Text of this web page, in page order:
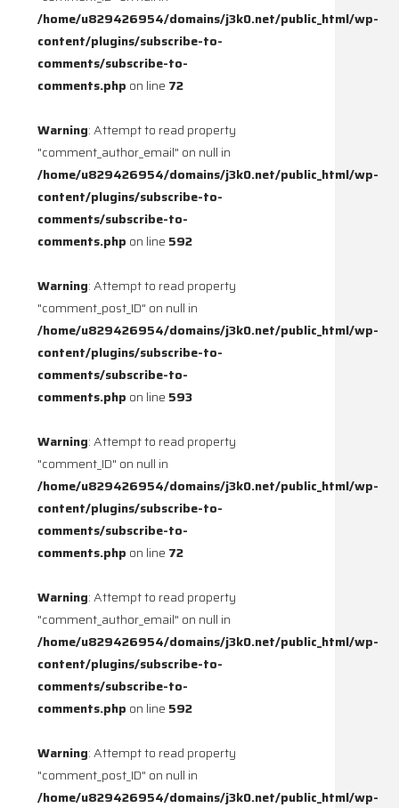
/home/u829426954/domains/j3k0.net/public_html/wp-
content/plugins/subscribe-to-
comments/subscribe-to-
comments.php on line 72
Warning: Attempt to read property
"comment_author_email" on null in
/home/u829426954/domains/j3k0.net/public_html/wp-
content/plugins/subscribe-to-
comments/subscribe-to-
comments.php on line 592
Warning: Attempt to read property
"comment_post_ID" on null in
/home/u829426954/domains/j3k0.net/public_html/wp-
content/plugins/subscribe-to-
comments/subscribe-to-
comments.php on line 593
Warning: Attempt to read property
"comment_ID" on null in
/home/u829426954/domains/j3k0.net/public_html/wp-
content/plugins/subscribe-to-
comments/subscribe-to-
comments.php on line 72
Warning: Attempt to read property
"comment_author_email" on null in
/home/u829426954/domains/j3k0.net/public_html/wp-
content/plugins/subscribe-to-
comments/subscribe-to-
comments.php on line 592
Warning: Attempt to read property
"comment_post_ID" on null in
/home/u829426954/domains/j3k0.net/public_html/wp-